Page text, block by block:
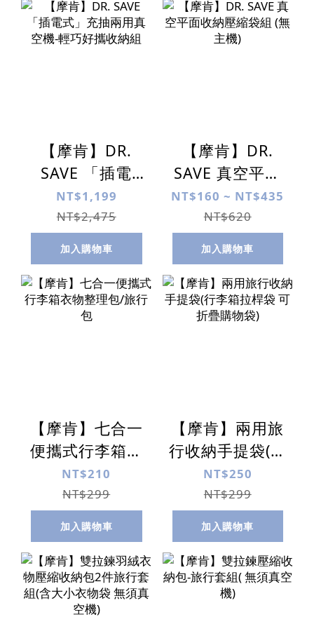
【摩肯】DR.
SAVE 「插電
式」充抽兩用真
空機-輕巧好攜收
納組
NT$1,199
NT$2,475
加入購物車
【摩肯】DR.
SAVE 真空平面
收納壓縮袋組
(無主機)
NT$160 ~ NT$435
NT$620
加入購物車
【摩肯】七合一
便攜式行李箱衣
物整理包/旅行包
NT$210
NT$299
加入購物車
【摩肯】兩用旅
行收納手提袋(行
李箱拉桿袋 可折
疊購物袋)
NT$250
NT$299
加入購物車